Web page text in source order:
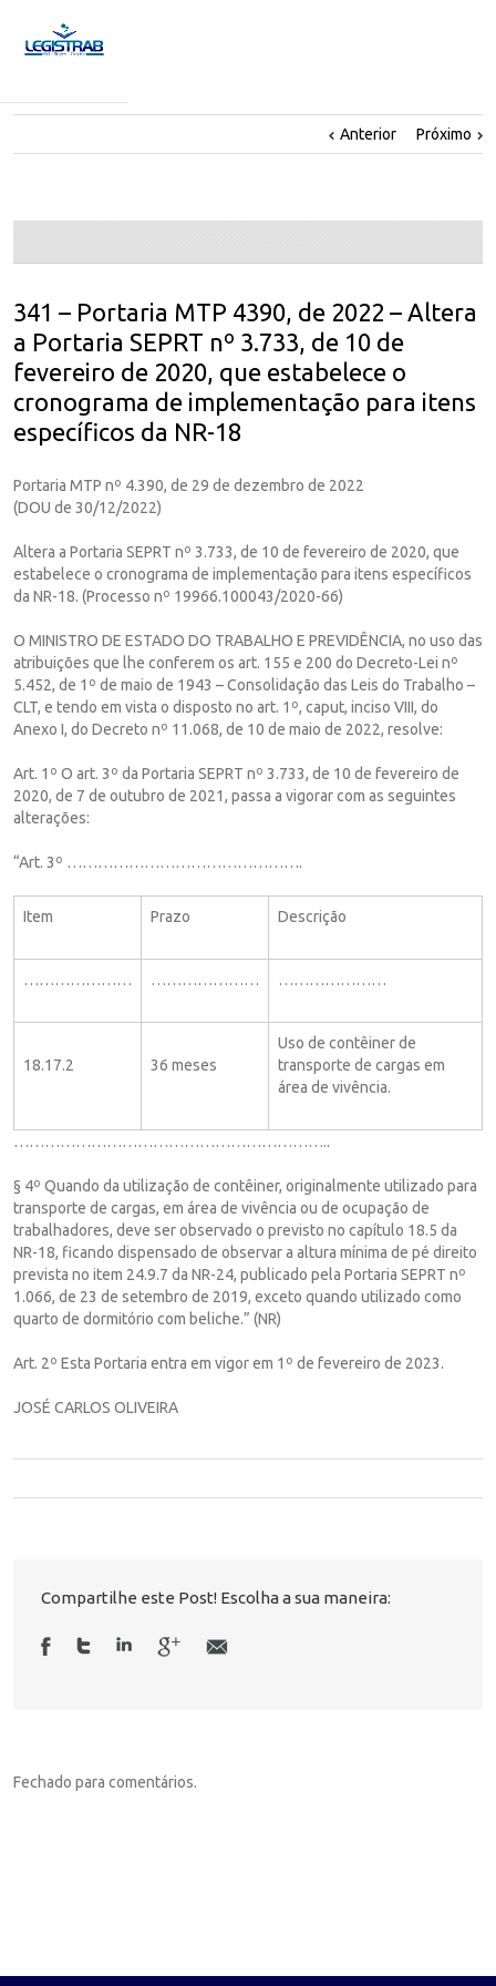
Anterior Próximo
341 – Portaria MTP 4390, de 2022 – Altera
a Portaria SEPRT nº 3.733, de 10 de
fevereiro de 2020, que estabelece o
cronograma de implementação para itens
específicos da NR-18
Portaria MTP nº 4.390, de 29 de dezembro de 2022
(DOU de 30/12/2022)
Altera a Portaria SEPRT nº 3.733, de 10 de fevereiro de 2020, que
estabelece o cronograma de implementação para itens específicos
da NR-18. (Processo nº 19966.100043/2020-66)
O MINISTRO DE ESTADO DO TRABALHO E PREVIDÊNCIA, no uso das
atribuições que lhe conferem os art. 155 e 200 do Decreto-Lei nº
5.452, de 1º de maio de 1943 – Consolidação das Leis do Trabalho –
CLT, e tendo em vista o disposto no art. 1º, caput, inciso VIII, do
Anexo I, do Decreto nº 11.068, de 10 de maio de 2022, resolve:
Art. 1º O art. 3º da Portaria SEPRT nº 3.733, de 10 de fevereiro de
2020, de 7 de outubro de 2021, passa a vigorar com as seguintes
alterações:
“Art. 3º ……………………………………….
Item Prazo Descrição
………………… ………………… …………………
18.17.2 36 meses
Uso de contêiner de
transporte de cargas em
área de vivência.
……………………………………………………..
§ 4º Quando da utilização de contêiner, originalmente utilizado para
transporte de cargas, em área de vivência ou de ocupação de
trabalhadores, deve ser observado o previsto no capítulo 18.5 da
NR-18, ficando dispensado de observar a altura mínima de pé direito
prevista no item 24.9.7 da NR-24, publicado pela Portaria SEPRT nº
1.066, de 23 de setembro de 2019, exceto quando utilizado como
quarto de dormitório com beliche.” (NR)
Art. 2º Esta Portaria entra em vigor em 1º de fevereiro de 2023.
JOSÉ CARLOS OLIVEIRA
Compartilhe este Post! Escolha a sua maneira:
Fechado para comentários.